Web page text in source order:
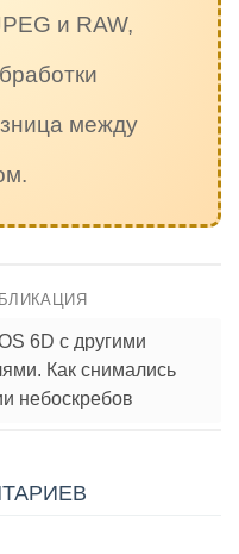
и RAW,
между
6D с другими
Как снимались
небоскребов